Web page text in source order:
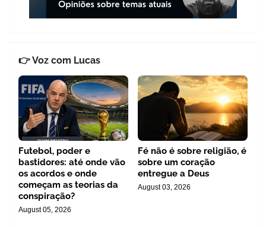
👉 Voz com Lucas
Futebol, poder e
bastidores: até onde vão
os acordos e onde
começam as teorias da
conspiração?
August 05, 2026
Fé não é sobre religião, é
sobre um coração
entregue a Deus
August 03, 2026